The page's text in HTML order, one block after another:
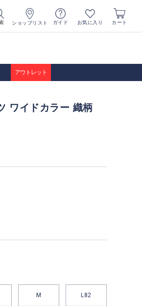
ショップリスト ガイド お気に入り カート
アウトレット
ワイドカラー 織柄
M L82